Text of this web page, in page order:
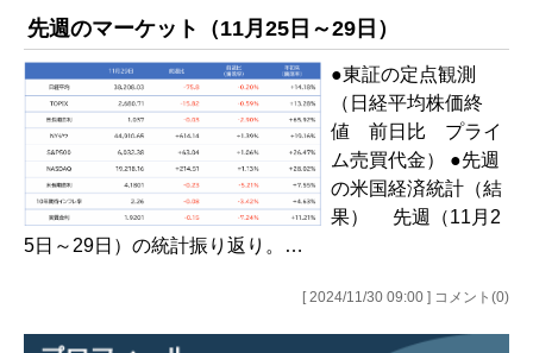
先週のマーケット（11月25日～29日）
●東証の定点観測
（日経平均株価終
値 前日比 プライ
ム売買代金） ●先週
の米国経済統計（結
果） 先週（11月2
5日～29日）の統計振り返り。…
[ 2024/11/30 09:00 ] コメント(0)